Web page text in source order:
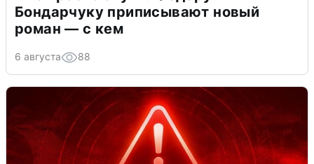
Бондарчуку приписывают новый
роман — с кем
6 августа 88